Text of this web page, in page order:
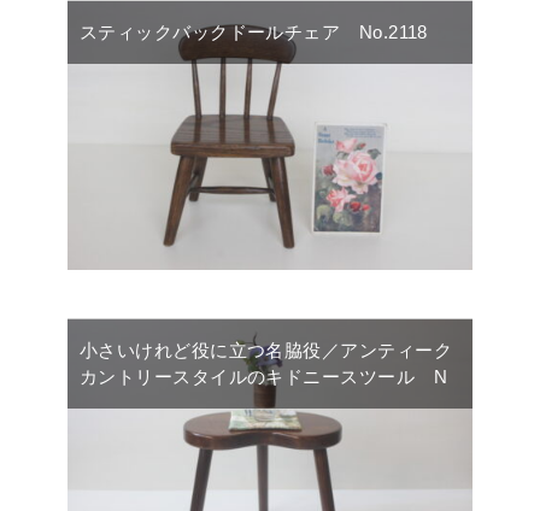
スティックバックドールチェア No.2118
小さいけれど役に立つ名脇役／アンティーク
カントリースタイルのキドニースツール N